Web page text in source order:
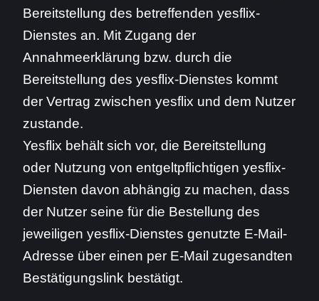
Bereitstellung des betreffenden yesflix-
Dienstes an. Mit Zugang der
Annahmeerklärung bzw. durch die
Bereitstellung des yesflix-Dienstes kommt
der Vertrag zwischen yesflix und dem Nutzer
zustande.
Yesflix behält sich vor, die Bereitstellung
oder Nutzung von entgeltpflichtigen yesflix-
Diensten davon abhängig zu machen, dass
der Nutzer seine für die Bestellung des
jeweiligen yesflix-Dienstes genutzte E-Mail-
Adresse über einen per E-Mail zugesandten
Bestätigungslink bestätigt.